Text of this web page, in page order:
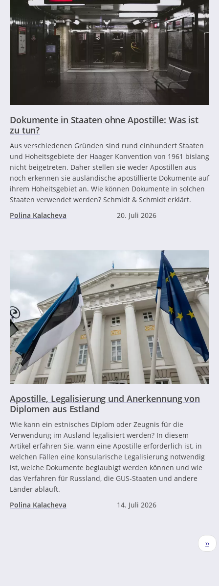
Dokumente in Staaten ohne Apostille: Was ist
zu tun?
Aus verschiedenen Gründen sind rund einhundert Staaten
und Hoheitsgebiete der Haager Konvention von 1961 bislang
nicht beigetreten. Daher stellen sie weder Apostillen aus
noch erkennen sie ausländische apostillierte Dokumente auf
ihrem Hoheitsgebiet an. Wie können Dokumente in solchen
Staaten verwendet werden? Schmidt & Schmidt erklärt.
Polina Kalacheva
20. Juli 2026
Apostille, Legalisierung und Anerkennung von
Diplomen aus Estland
Wie kann ein estnisches Diplom oder Zeugnis für die
Verwendung im Ausland legalisiert werden? In diesem
Artikel erfahren Sie, wann eine Apostille erforderlich ist, in
welchen Fällen eine konsularische Legalisierung notwendig
ist, welche Dokumente beglaubigt werden können und wie
das Verfahren für Russland, die GUS-Staaten und andere
Länder abläuft.
Polina Kalacheva
14. Juli 2026
››